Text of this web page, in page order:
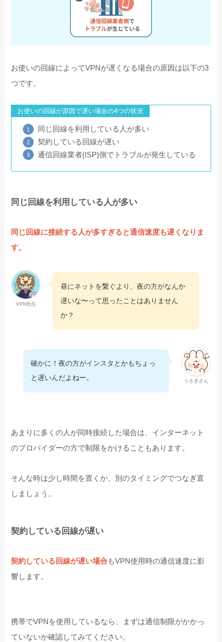
お使いの回線によってVPNが遅くなる場合の原因は以下の3
つです。
お使いの回線が原因で遅い場合の4つの状況
同じ回線を利用している人が多い
契約している回線が遅い
通信回線業者(ISP)側でトラブルが発生している
同じ回線を利用している人が多い
同じ回線に接続する人が多すぎると通信速度も遅くなりま
す。
VPN先生
昼にネットを繋ぐより、夜の方がなんか
遅いな〜って思ったことはありません
か？
うさぎさん
確かに！夜の方がインスタとかもちょっ
と遅いんだよねー。
あまりに多くの人が同時接続した場合は、インターネット
のプロバイダーの方で制限をかけることもあります。
そんな時は少し時間を置くか、別のタイミングでつなぎ直
しましょう。
契約している回線が遅い
契約している回線が遅い場合もVPN使用時の通信速度に影
響します。
携帯でVPNを使用しているなら、まずは通信制限がかかっ
ていないか確認してみてください。